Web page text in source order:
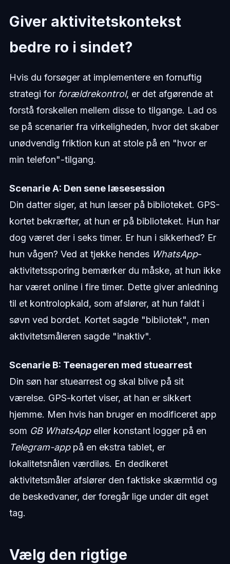
Giver aktivitetskontekst
bedre ro i sindet?
Hvis du forsøger at implementere en fornuftig
strategi for forældrekontrol, er det afgørende at
forstå forskellen mellem disse to tilgange. Lad os
se på scenarier fra virkeligheden, hvor det skaber
unødvendig friktion kun at stole på en "hvor er
min telefon"-tilgang.
Scenarie A: Den sene læsesession
Din datter siger, at hun læser på biblioteket. GPS-
kortet bekræfter, at hun er på biblioteket. Hun har
dog været der i seks timer. Er hun i sikkerhed? Er
hun vågen? Ved at tjekke hendes WhatsApp-
aktivitetssporing bemærker du måske, at hun ikke
har været online i fire timer. Dette giver anledning
til et kontrolopkald, som afslører, at hun faldt i
søvn ved bordet. Kortet sagde "bibliotek", men
aktivitetsmåleren sagde "inaktiv".
Scenarie B: Teenageren med stuearrest
Din søn har stuearrest og skal blive på sit
værelse. GPS-kortet viser, at han er sikkert
hjemme. Men hvis han bruger en modificeret app
som GB WhatsAppeller konstant logger på en
Telegram-apppå en ekstra tablet, er
lokalitetsnålen værdiløs. En dedikeret
aktivitetsmåler afslører den faktiske skærmtid og
de beskedvaner, der foregår lige under dit eget
tag.
Vælg den rigtige